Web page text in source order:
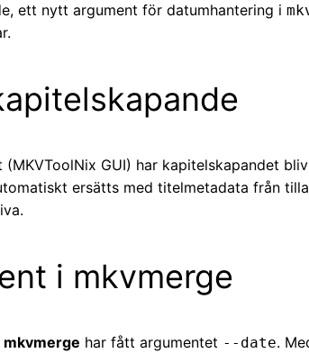
ett nytt argument för datumhantering i
GUI) har kapitelskapandet
ersätts med titelmetadata från
i mkvmerge
mkvmerge har fått argumentet --date.